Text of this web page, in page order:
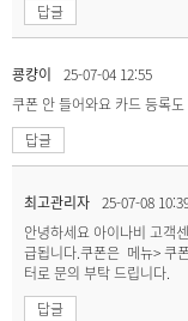
답글
쿙컁이
25-07-04 12:55
쿠폰 안 들어와요 카드 등록도
답글
최고관리자 25-07-08
안녕하세요 아이나비 고객
급됩니다.쿠폰은 메뉴> 쿠
터로 문의 부탁 드립니다.
답글